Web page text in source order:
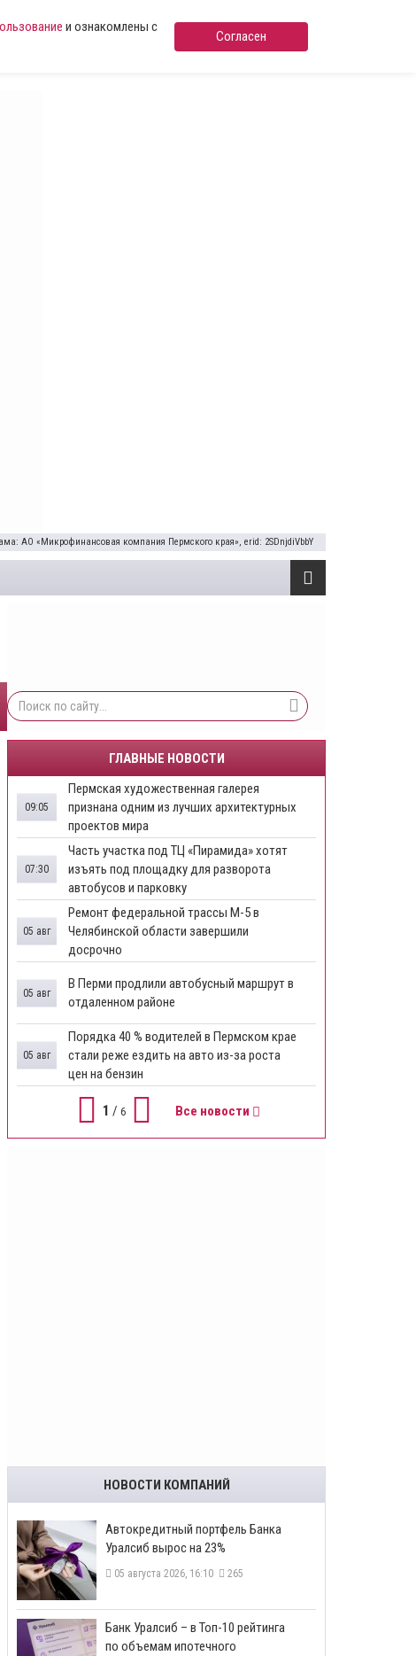
и ознакомлены с
Согласен
АО «Микрофинансовая компания Пермского края», erid: 2SDnjdiVbbY
ГЛАВНЫЕ НОВОСТИ
Пермская художественная галерея
признана одним из лучших архитектурных
проектов мира
09:05
Часть участка под ТЦ «Пирамида» хотят
изъять под площадку для разворота
автобусов и парковку
07:30
Ремонт федеральной трассы М-5 в
Челябинской области завершили
досрочно
05 авг
​В Перми продлили автобусный маршрут в
отдаленном районе
05 авг
​Порядка 40 % водителей в Пермском крае
стали реже ездить на авто из-за роста
цен на бензин
05 авг
1 / 6 Все новости
НОВОСТИ КОМПАНИЙ
​Автокредитный портфель Банка
Уралсиб вырос на 23%
05 августа 2026, 16:10 265
​Банк Уралсиб – в Топ-10 рейтинга
по объемам ипотечного